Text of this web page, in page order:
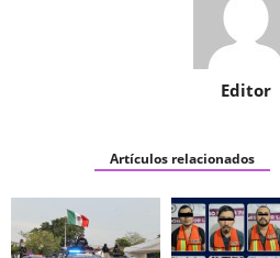
Editor
Artículos relacionados